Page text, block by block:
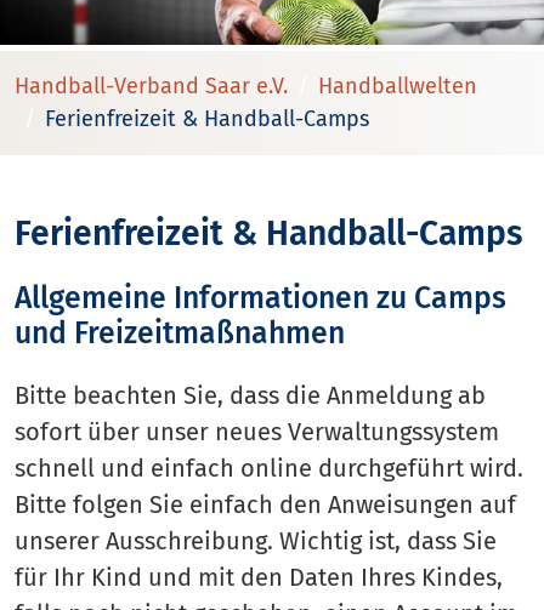
Handball-Verband Saar e.V.
Handballwelten
Ferienfreizeit & Handball-Camps
Ferienfreizeit & Handball-Camps
Allgemeine Informationen zu Camps
und Freizeitmaßnahmen
Bitte beachten Sie, dass die Anmeldung ab
sofort über unser neues Verwaltungssystem
schnell und einfach online durchgeführt wird.
Bitte folgen Sie einfach den Anweisungen auf
unserer Ausschreibung. Wichtig ist, dass Sie
für Ihr Kind und mit den Daten Ihres Kindes,